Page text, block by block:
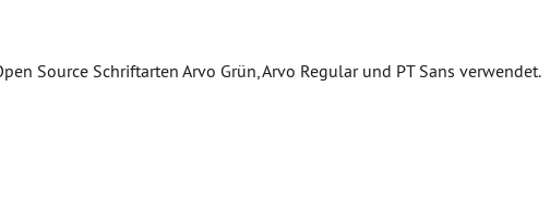
Source Schriftarten Arvo Grün, Arvo Regular und PT Sans verwendet.